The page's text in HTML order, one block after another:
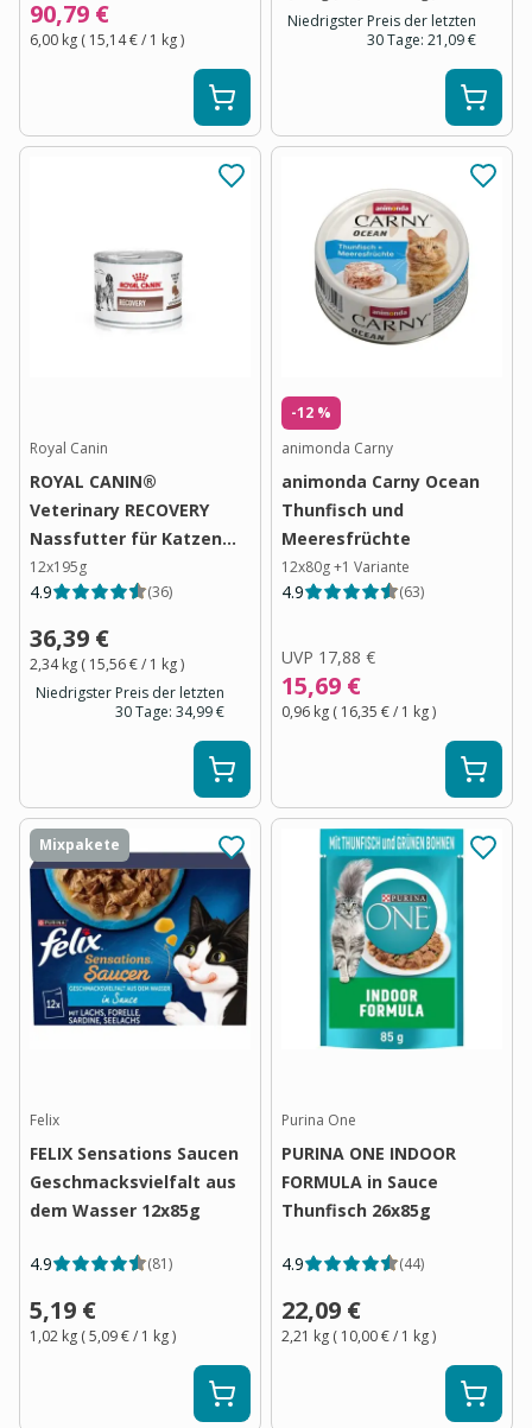
90,79 €
6,00 kg ( 15,14 €/ 1 kg)
Niedrigster Preis der letzten
30 Tage: 21,09 €
Royal Canin
ROYAL CANIN®
Veterinary RECOVERY
Nassfutter für Katzen
und Hunde
12x195g
4.9 (36)
36,39 €
2,34 kg ( 15,56 €/ 1 kg)
Niedrigster Preis der letzten
30 Tage: 34,99 €
-12 %
animonda Carny
animonda Carny Ocean
Thunfisch und
Meeresfrüchte
12x80g+1 Variante
4.9 (63)
UVP 17,88 €
15,69 €
0,96 kg ( 16,35 €/ 1 kg)
Mixpakete
Felix
FELIX Sensations Saucen
Geschmacksvielfalt aus
dem Wasser 12x85g
4.9 (81)
5,19 €
1,02 kg (5,09 €/ 1 kg)
Purina One
PURINA ONE INDOOR
FORMULA in Sauce
Thunfisch 26x85g
4.9 (44)
22,09 €
2,21 kg ( 10,00 €/ 1 kg)